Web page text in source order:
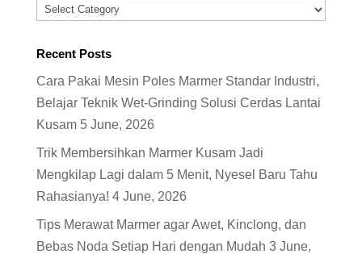
Categories
Recent Posts
Cara Pakai Mesin Poles Marmer Standar Industri,
Belajar Teknik Wet-Grinding Solusi Cerdas Lantai
Kusam 5 June, 2026
Trik Membersihkan Marmer Kusam Jadi
Mengkilap Lagi dalam 5 Menit, Nyesel Baru Tahu
Rahasianya! 4 June, 2026
Tips Merawat Marmer agar Awet, Kinclong, dan
Bebas Noda Setiap Hari dengan Mudah 3 June,